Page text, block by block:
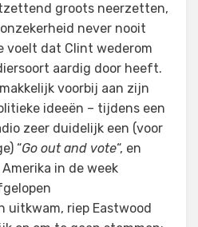
groots neerzetten,
never nooit
voelt dat Clint wederom
aardig door heeft.
voorbij aan zijn
ideeën – tijdens een
zeer duidelijk een (voor
“Go out and vote“, en
in de week
uitkwam, riep Eastwood